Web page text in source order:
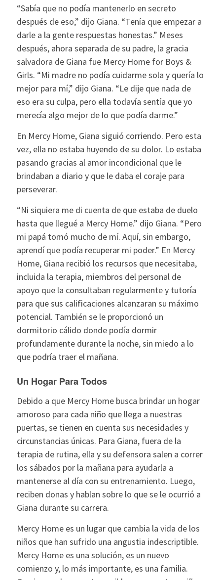
“Sabía que no podía mantenerlo en secreto
después de eso,” dijo Giana. “Tenía que empezar a
darle a la gente respuestas honestas.” Meses
después, ahora separada de su padre, la gracia
salvadora de Giana fue Mercy Home for Boys &
Girls. “Mi madre no podía cuidarme sola y quería lo
mejor para mí,” dijo Giana. “Le dije que nada de
eso era su culpa, pero ella todavía sentía que yo
merecía algo mejor de lo que podía darme.”
En Mercy Home, Giana siguió corriendo. Pero esta
vez, ella no estaba huyendo de su dolor. Lo estaba
pasando gracias al amor incondicional que le
brindaban a diario y que le daba el coraje para
perseverar.
“Ni siquiera me di cuenta de que estaba de duelo
hasta que llegué a Mercy Home.” dijo Giana. “Pero
mi papá tomó mucho de mí. Aquí, sin embargo,
aprendí que podía recuperar mi poder.” En Mercy
Home, Giana recibió los recursos que necesitaba,
incluida la terapia, miembros del personal de
apoyo que la consultaban regularmente y tutoría
para que sus calificaciones alcanzaran su máximo
potencial. También se le proporcionó un
dormitorio cálido donde podía dormir
profundamente durante la noche, sin miedo a lo
que podría traer el mañana.
Un Hogar Para Todos
Debido a que Mercy Home busca brindar un hogar
amoroso para cada niño que llega a nuestras
puertas, se tienen en cuenta sus necesidades y
circunstancias únicas. Para Giana, fuera de la
terapia de rutina, ella y su defensora salen a correr
los sábados por la mañana para ayudarla a
mantenerse al día con su entrenamiento. Luego,
reciben donas y hablan sobre lo que se le ocurrió a
Giana durante su carrera.
Mercy Home es un lugar que cambia la vida de los
niños que han sufrido una angustia indescriptible.
Mercy Home es una solución, es un nuevo
comienzo y, lo más importante, es una familia.